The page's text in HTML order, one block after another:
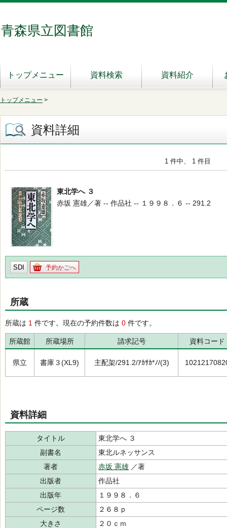
青森県立図書館
トップメニュー 資料検索 資料紹介
トップメニュー >
資料詳細
1 件中、 1 件目
東北学へ ３
赤坂 憲雄／著 -- 作品社 -- １９９８．６ -- 291.2
SDI 予約かごへ
所蔵
所蔵は 1 件です。現在の予約件数は 0 件です。
所蔵館 所蔵場所 請求記号 資料コード
県立 書庫３(XL9) 主配架/291.2/ｱｶｻｶ*ﾉ/(3)
資料詳細
タイトル
東北学へ ３
副書名
東北ルネッサンス
著者
赤坂 憲雄 ／著
出版者
作品社
出版年
１９９８．６
ページ数
２６８ｐ
大きさ
２０ｃｍ